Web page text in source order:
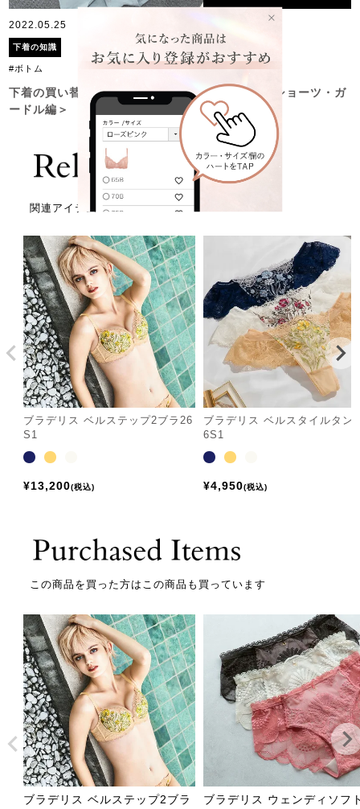
2022.05.25
下着の知識
#ボトム
下着の買い替えどきって？買い替えサインは？＜ショーツ・ガ
ードル編＞
関連アイテム
ブラデリス ベルステップ2ブラ26
S1
¥13,200 税込
ブラデリス ベルスタイルタン
6S1
¥4,950 税込
この商品を買った方はこの商品も買っています
ブラデリス ベルステップ2ブラ
ブラデリス ウェンディソフ